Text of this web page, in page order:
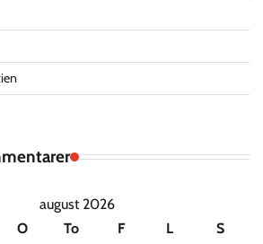
august 2026
O To F L
S